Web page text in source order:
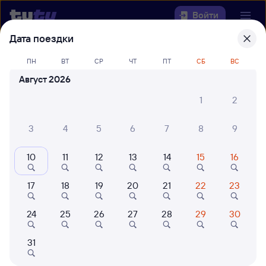
Войти
Выберите день, чтобы найтиж/д
билеты Верхнекондинская —
Выселки
Когда
Кто едет
Дата поездки
ПН ВТ СР ЧТ ПТ СБ ВС
Август 2026
1
2
3 4 5 6 7 8 9
10 11 12 13 14 15 16
17 18 19 20 21 22 23
24 25 26 27 28 29 30
31